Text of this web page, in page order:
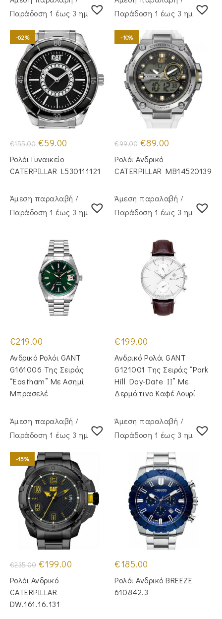
Παράδoση 1 έως 3 ημέρες
-62%
€155.00 Original
price
€155.00.
€59.00
€59.00.
Ρολόι Γυναικείο
CATERPILLAR L530111121
Παράδoση 1 έως 3 ημέρες
-10%
€99.00 Original
price
was:
€99.00.
€89.00
€89.00.
Ρολόι Ανδρικό
CATERPILLAR MB14520139
Άμεση παραλαβή /
Παράδoση 1 έως 3 ημέρες
€219.00
Ανδρικό Ρολόι GANT
G161006 Της Σειράς
“Eastham” Με Ασημί
Μπρασελέ
Άμεση παραλαβή /
Παράδoση 1 έως 3 ημέρες
€199.00
Ανδρικό Ρολόι GANT
G121001 Της Σειράς “Park
Hill Day-Date II” Με
Δερμάτινο Καφέ Λουρί
Άμεση παραλαβή /
Παράδoση 1 έως 3 ημέρες
-15%
€235.00 Original
price
was:
€235.00.
€199.00
Ρολόι Ανδρικό
CATERPILLAR
DW.161.16.131
Άμεση παραλαβή /
Παράδoση 1 έως 3 ημέρες
€185.00
Ρολόι Ανδρικό BREEZE
610842.3